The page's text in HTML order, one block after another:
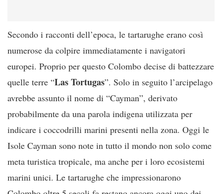
Secondo i racconti dell’epoca, le tartarughe erano così
numerose da colpire immediatamente i navigatori
europei. Proprio per questo Colombo decise di battezzare
quelle terre “Las Tortugas”. Solo in seguito l’arcipelago
avrebbe assunto il nome di “Cayman”, derivato
probabilmente da una parola indigena utilizzata per
indicare i coccodrilli marini presenti nella zona. Oggi le
Isole Cayman sono note in tutto il mondo non solo come
meta turistica tropicale, ma anche per i loro ecosistemi
marini unici. Le tartarughe che impressionarono